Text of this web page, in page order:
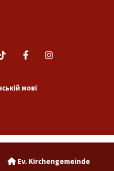
мові
Ev. Kirchengemeinde